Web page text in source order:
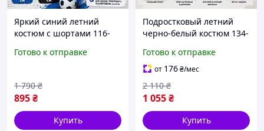
Яркий синий летний
костюм с шортами 116-
для мальчик подростка,
рисунком на 6-11 лет
Готово к отправке
895₴
1 790 ₴
Купить
Подростковый летний
черно-белый костюм 134-
детский комплект белая
футболка шорты принт
на лето 9-10-11 лет
Готово к отправке
от 176₴/мес
1 055₴
2 110 ₴
Купить